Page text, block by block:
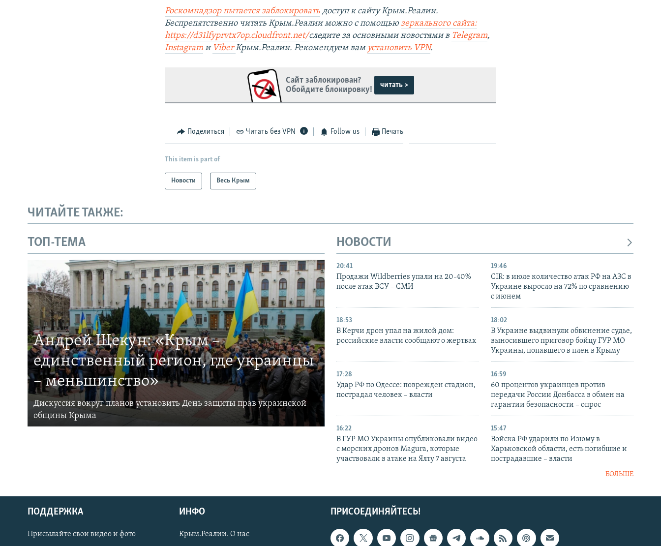
Українською
Роскомнадзор пытается заблокировать доступ к сайту Крым.Реалии.
Беспрепятственно читать Крым.Реалии можно с помощьюзеркального сайта:
https://d31lfyprvtx7op.cloudfront.net/следите за основными новостями в Telegram,
Instagram и ViberКрым.Реалии. Рекомендуем вам установить VPN.
Сайт заблокирован?
Обойдите блокировку!
читать >
Поделиться Читать без VPN Follow us Печать
This item is part of
Новости Весь Крым
ЧИТАЙТЕ ТАКЖЕ:
ТОП-ТЕМА
Андрей Щекун: «Крым –
единственный регион, где украинцы
– меньшинство»
Дискуссия вокруг планов установить День защиты прав украинской
общины Крыма
НОВОСТИ
20:41
Продажи Wildberries упали на 20-40%
после атак ВСУ – СМИ
19:46
CIR: в июле количество атак РФ на АЗС в
Украине выросло на 72% по сравнению
с июнем
18:53
В Керчи дрон упал на жилой дом:
российские власти сообщают о жертвах
18:02
В Украине выдвинули обвинение судье,
выносившего приговор бойцу ГУР МО
Украины, попавшего в плен в Крыму
17:28
Удар РФ по Одессе: поврежден стадион,
пострадал человек – власти
16:59
60 процентов украинцев против
передачи России Донбасса в обмен на
гарантии безопасности – опрос
16:22
В ГУР МО Украины опубликовали видео
с морских дронов Magura, которые
участвовали в атаке на Ялту 7 августа
15:47
Войска РФ ударили по Изюму в
Харьковской области, есть погибшие и
пострадавшие – власти
БОЛЬШЕ
ПРИСОЕДИНЯЙТЕСЬ!
ПОДДЕРЖКА
Присылайте свои видео и фото
ИНФО
Крым.Реалии. О нас